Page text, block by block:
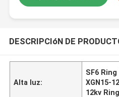
DESCRIPCIóN DE
Alta luz:
SF6
XGN15-
12kv